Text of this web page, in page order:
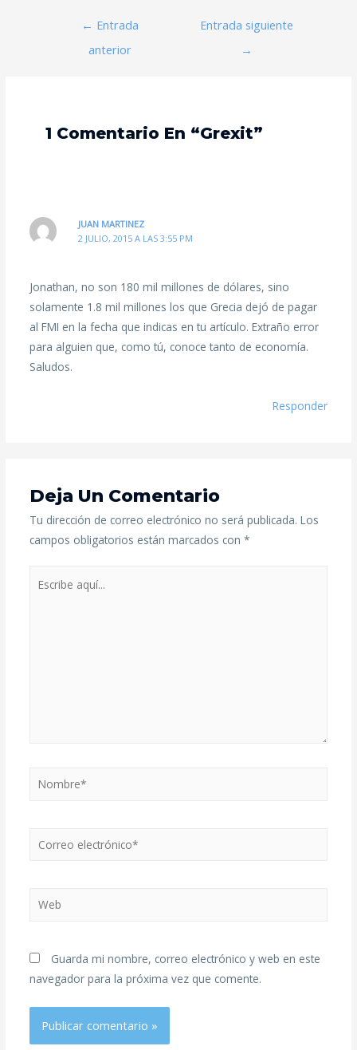
← Entrada
anterior
Entrada siguiente
→
1 Comentario En “Grexit”
JUAN MARTINEZ
2 JULIO, 2015 A LAS 3:55 PM
Jonathan, no son 180 mil millones de dólares, sino
solamente 1.8 mil millones los que Grecia dejó de pagar
al FMI en la fecha que indicas en tu artículo. Extraño error
para alguien que, como tú, conoce tanto de economía.
Saludos.
Responder
Deja Un Comentario
Tu dirección de correo electrónico no será publicada. Los
campos obligatorios están marcados con *
Guarda mi nombre, correo electrónico y web en este
navegador para la próxima vez que comente.